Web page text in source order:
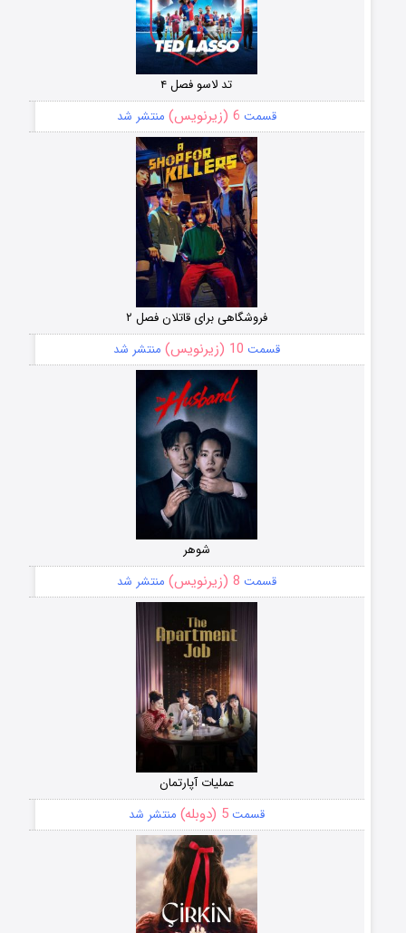
تد لاسو فصل ۴
قسمت 6 (زیرنویس) منتشر شد
فروشگاهی برای قاتلان فصل ۲
قسمت 10 (زیرنویس) منتشر شد
شوهر
قسمت 8 (زیرنویس) منتشر شد
عملیات آپارتمان
قسمت5 (دوبله) منتشر شد